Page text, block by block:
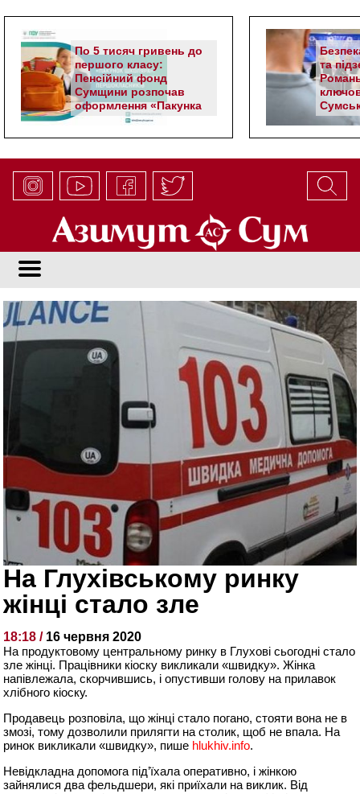
По 5 тисяч гривень до
першого класу:
Пенсійний фонд
Сумщини розпочав
оформлення «Пакунка
школяра»
та
На Глухівському ринку
жінці стало зле
18:18 / 16 червня 2020
На продуктовому центральному ринку в Глухові сьогодні стало
зле жінці. Працівники кіоску викликали «швидку». Жінка
напівлежала, скорчившись, і опустивши голову на прилавок
хлібного кіоску.
Продавець розповіла, що жінці стало погано, стояти вона не в
змозі, тому дозволили прилягти на столик, щоб не впала. На
ринок викликали «швидку», пише hlukhiv.info.
Невідкладна допомога під’їхала оперативно, і жінкою
зайнялися два фельдшери, які приїхали на виклик. Від